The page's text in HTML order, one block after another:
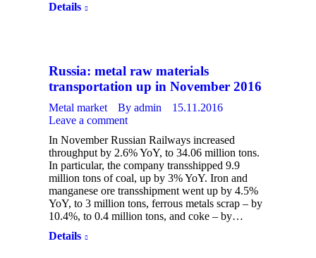
Details
Russia: metal raw materials
transportation up in November 2016
Metal market By admin
15.11.2016
Leave a comment
In November Russian Railways increased
throughput by 2.6% YoY, to 34.06 million tons.
In particular, the company transshipped 9.9
million tons of coal, up by 3% YoY. Iron and
manganese ore transshipment went up by 4.5%
YoY, to 3 million tons, ferrous metals scrap – by
10.4%, to 0.4 million tons, and coke – by…
Details